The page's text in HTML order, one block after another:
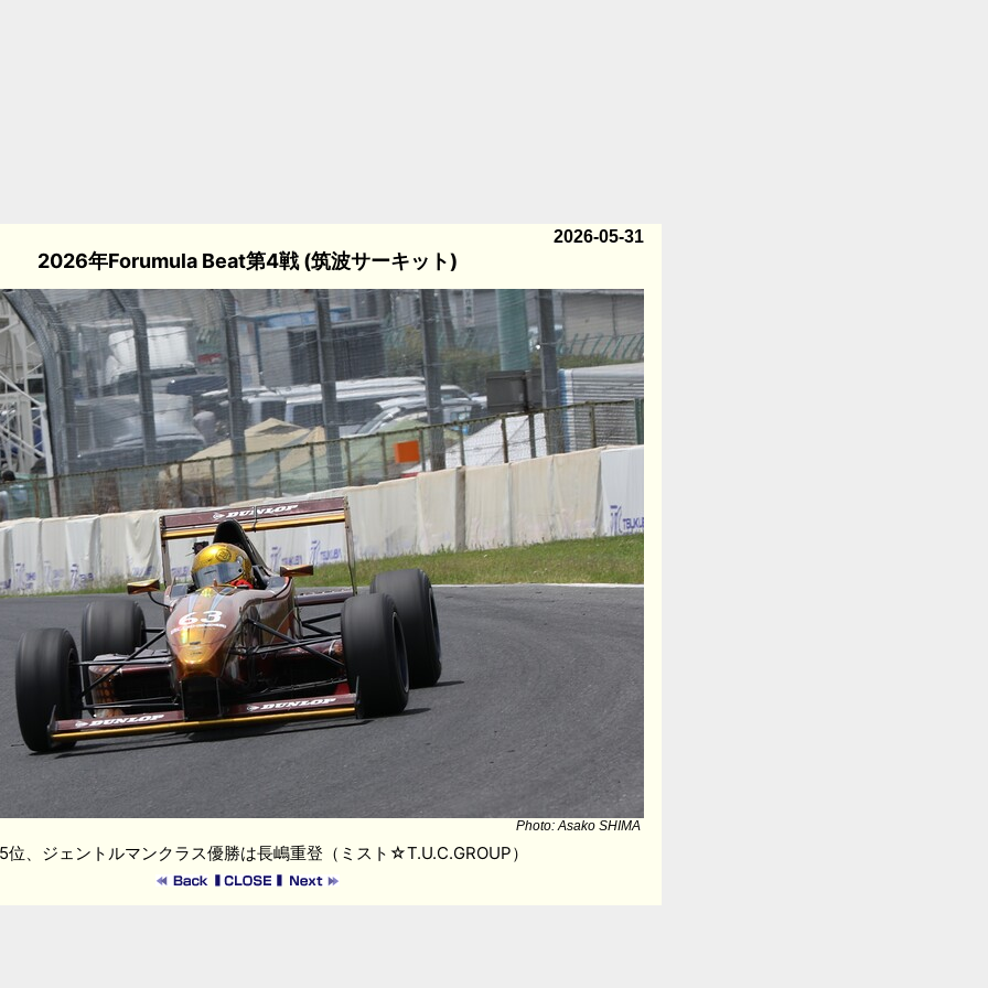
2026-05-31
2026年Forumula Beat第4戦 (筑波サーキット)
Photo: Asako SHIMA
位、ジェントルマンクラス優勝は長嶋重登（ミスト☆T.U.C.GROUP）